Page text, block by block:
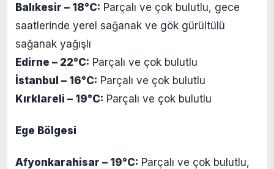
Balıkesir – 18°C: Parçalı ve çok bulutlu, gece
saatlerinde yerel sağanak ve gök gürültülü
sağanak yağışlı
Edirne – 22°C: Parçalı ve çok bulutlu
İstanbul – 16°C: Parçalı ve çok bulutlu
Kırklareli – 19°C: Parçalı ve çok bulutlu
Ege Bölgesi
Afyonkarahisar – 19°C: Parçalı ve çok bulutlu,